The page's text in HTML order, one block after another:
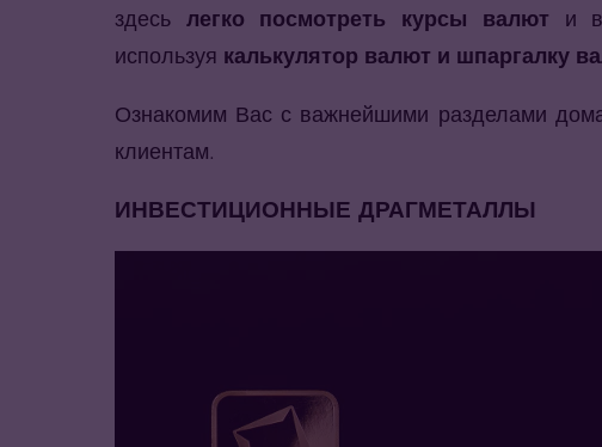
здесь легко посмотреть курсы валют и
используя калькулятор валют и шпаргалку
Ознакомим Вас с важнейшими разделами
клиентам.
ИНВЕСТИЦИОННЫЕ ДРАГМЕТАЛЛЫ